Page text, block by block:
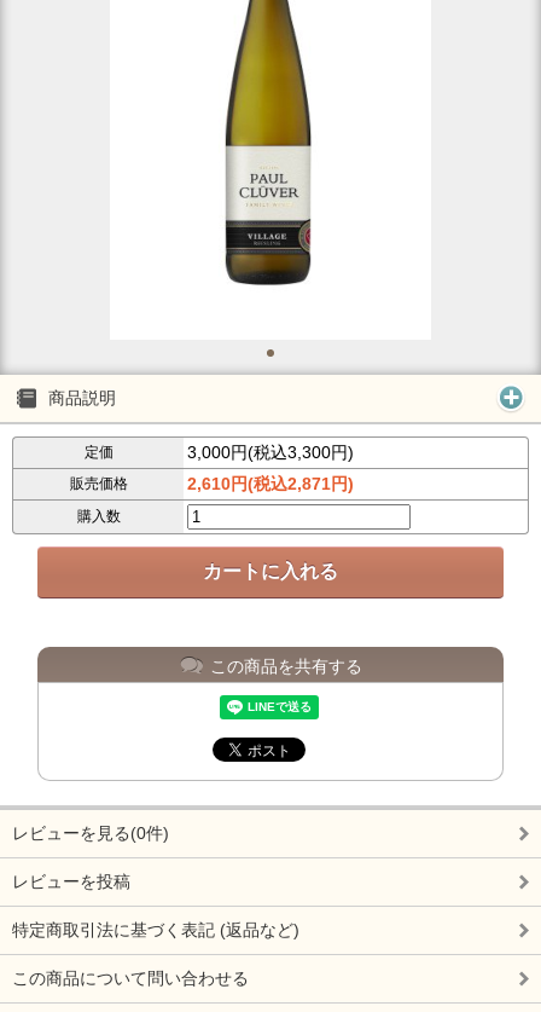
商品説明
定価 3,000円(税込3,300円)
販売価格 2,610円(税込2,871円)
購入数
この商品を共有する
レビューを見る(0件)
レビューを投稿
特定商取引法に基づく表記 (返品など)
この商品について問い合わせる